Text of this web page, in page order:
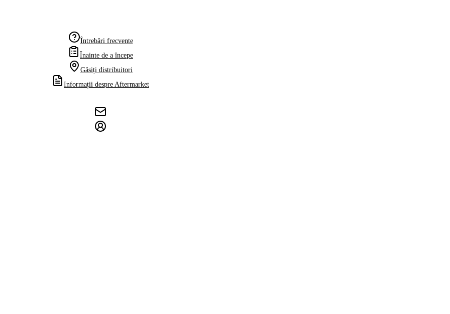
Întrebări frecvente
Înainte de a începe
Găsiți distribuitori
Informații despre Aftermarket